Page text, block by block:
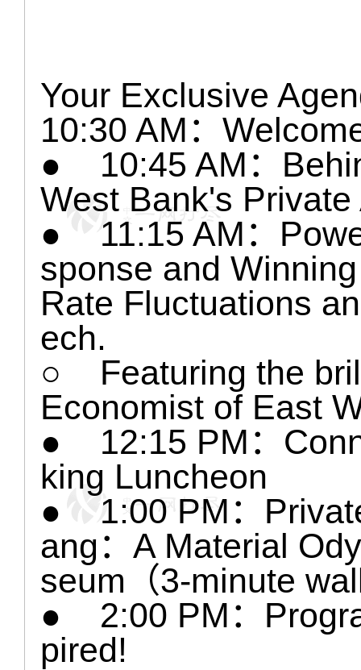
Your Exclusive
10:30 AM：
● 10:45 AM：
West Bank's
● 11:15 AM：
sponse and
Rate Fluctuations
ech.
○ Featuring the
Economist of East
● 12:15 PM：
king Luncheon
● 1:00 PM：
ang：A Material
seum（3-minute
● 2:00 PM：
pired!